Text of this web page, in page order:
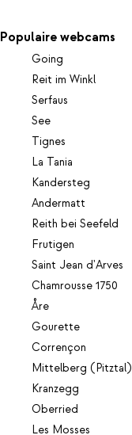
Populaire webcams
Going
Reit im Winkl
Serfaus
See
Tignes
La Tania
Kandersteg
Andermatt
Reith bei Seefeld
Frutigen
Saint Jean d'Arves
Chamrousse 1750
Åre
Gourette
Corrençon
Mittelberg (Pitztal)
Kranzegg
Oberried
Les Mosses